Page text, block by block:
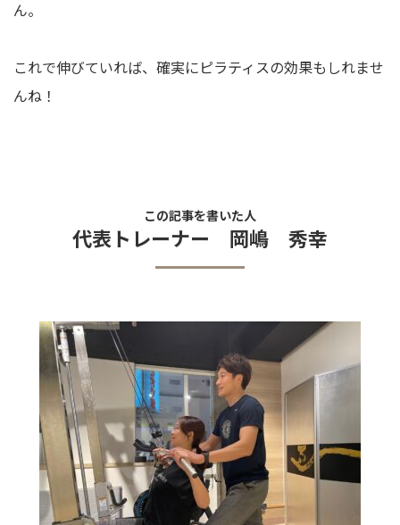
ん。
これで伸びていれば、確実にピラティスの効果もしれませ
んね！
この記事を書いた人
代表トレーナー 岡嶋 秀幸